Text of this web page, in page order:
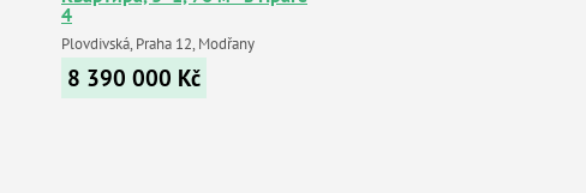
4
Plovdivská, Praha 12, Modřany
8 390 000 Kč